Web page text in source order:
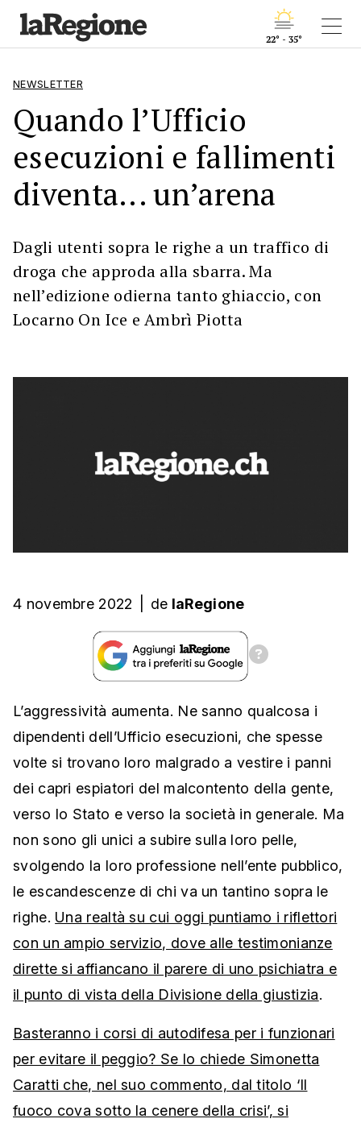
22° - 35°
NEWSLETTER
Quando l’Ufficio
esecuzioni e fallimenti
diventa... un’arena
Dagli utenti sopra le righe a un traffico di
droga che approda alla sbarra. Ma
nell’edizione odierna tanto ghiaccio, con
Locarno On Ice e Ambrì Piotta
4 novembre 2022 de laRegione
L’aggressività aumenta. Ne sanno qualcosa i
dipendenti dell’Ufficio esecuzioni, che spesse
volte si trovano loro malgrado a vestire i panni
dei capri espiatori del malcontento della gente,
verso lo Stato e verso la società in generale. Ma
non sono gli unici a subire sulla loro pelle,
svolgendo la loro professione nell’ente pubblico,
le escandescenze di chi va un tantino sopra le
righe. Una realtà su cui oggi puntiamo i riflettori
con un ampio servizio, dove alle testimonianze
dirette si affiancano il parere di uno psichiatra e
il punto di vista della Divisione della giustizia.
Basteranno i corsi di autodifesa per i funzionari
per evitare il peggio? Se lo chiede Simonetta
Caratti che, nel suo commento, dal titolo ‘Il
fuoco cova sotto la cenere della crisi’, si